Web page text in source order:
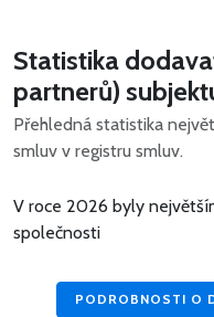
Statistika
partnerů)
Přehledná statistika
smluv v registru smluv.
V roce 2026 byly
společnosti
PODROBNOSTI O